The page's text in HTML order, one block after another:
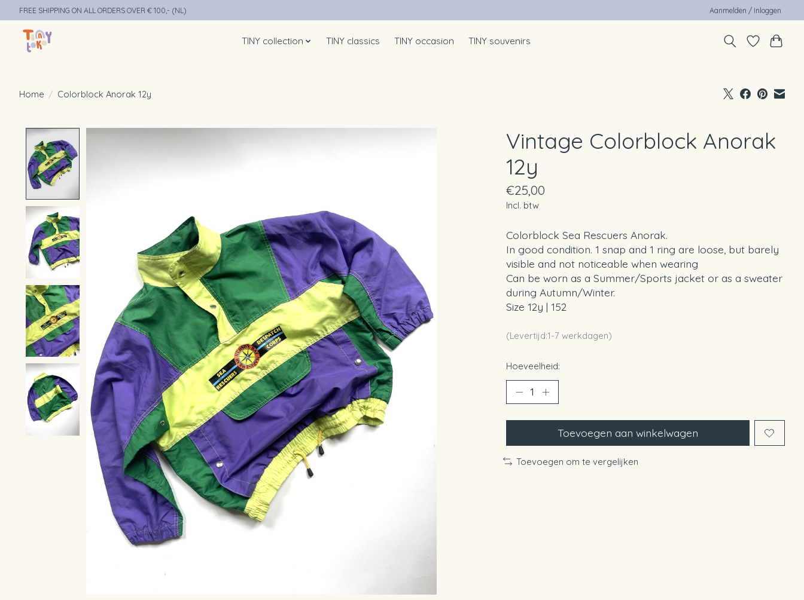
FREE SHIPPING ON ALL ORDERS OVER € 100,- (NL) Aanmelden / Inloggen
TINY collection TINY classics TINY occasion TINY souvenirs
Home / Colorblock Anorak 12y
Vintage Colorblock Anorak
12y
€25,00
Incl. btw
Colorblock Sea Rescuers Anorak.
In good condition. 1 snap and 1 ring are loose, but barely
visible and not noticeable when wearing
Can be worn as a Summer/Sports jacket or as a sweater
during Autumn/Winter.
Size 12y | 152
(Levertijd:1-7 werkdagen)
Hoeveelheid:
Toevoegen aan winkelwagen
Toevoegen om te vergelijken